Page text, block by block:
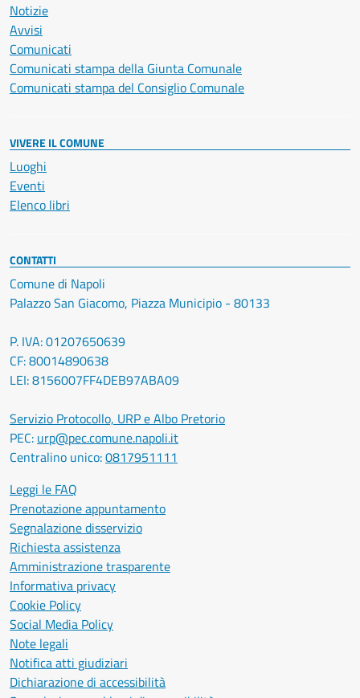
Notizie
Avvisi
Comunicati
Comunicati stampa della Giunta Comunale
Comunicati stampa del Consiglio Comunale
VIVERE IL COMUNE
Luoghi
Eventi
Elenco libri
CONTATTI
Comune di Napoli
Palazzo San Giacomo, Piazza Municipio - 80133
P. IVA: 01207650639
CF: 80014890638
LEI: 8156007FF4DEB97ABA09
Servizio Protocollo, URP e Albo Pretorio
PEC: urp@pec.comune.napoli.it
Centralino unico:0817951111
Leggi le FAQ
Prenotazione appuntamento
Segnalazione disservizio
Richiesta assistenza
Amministrazione trasparente
Informativa privacy
Cookie Policy
Social Media Policy
Note legali
Notifica atti giudiziari
Dichiarazione di accessibilità